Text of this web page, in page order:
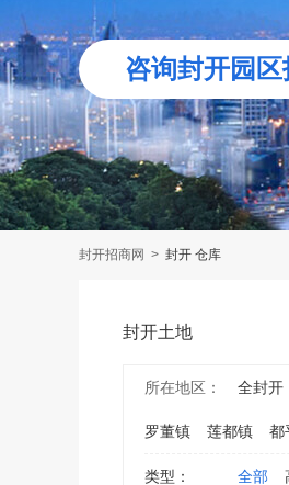
咨询封开园
封开招商网 > 封开 仓库
封开土地
所在地区： 全封开
罗董镇 莲都镇 都
类型： 全部